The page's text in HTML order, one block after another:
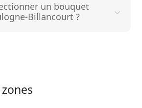
un bouquet
Billancourt ?